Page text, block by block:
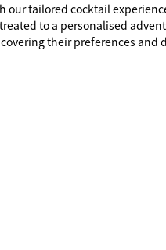
our tailored cocktail
to a personalised
their preferences and